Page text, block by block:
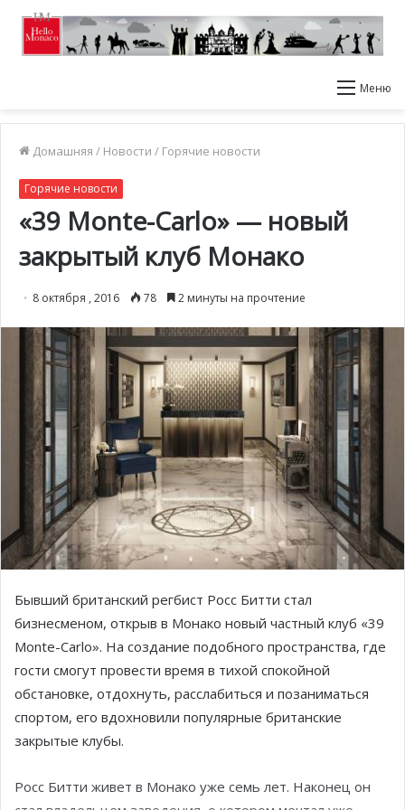
Меню
Домашняя / Новости / Горячие новости
Горячие новости
«39 Monte-Carlo» — новый
закрытый клуб Монако
8 октября , 2016 78 2 минуты на прочтение
Бывший британский регбист Росс Битти стал
бизнесменом, открыв в Монако новый частный клуб «39
Monte-Carlo». На создание подобного пространства, где
гости смогут провести время в тихой спокойной
обстановке, отдохнуть, расслабиться и позаниматься
спортом, его вдохновили популярные британские
закрытые клубы.
Росс Битти живет в Монако уже семь лет. Наконец он